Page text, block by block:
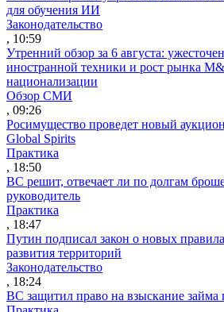
для обучения ИИ
Законодательство
, 10:59
Утренний обзор за 6 августа:
иностранной техники и рост рынка
национализации
Обзор СМИ
, 09:26
Росимущество проведет новый
Global Spirits
Практика
, 18:50
ВС решит, отвечает ли по долгам
руководитель
Практика
, 18:47
Путин подписал закон о новых
развития территорий
Законодательство
, 18:24
ВС защитил право на взыскание займа